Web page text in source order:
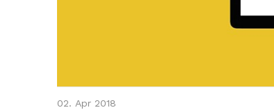
02. Apr 2018